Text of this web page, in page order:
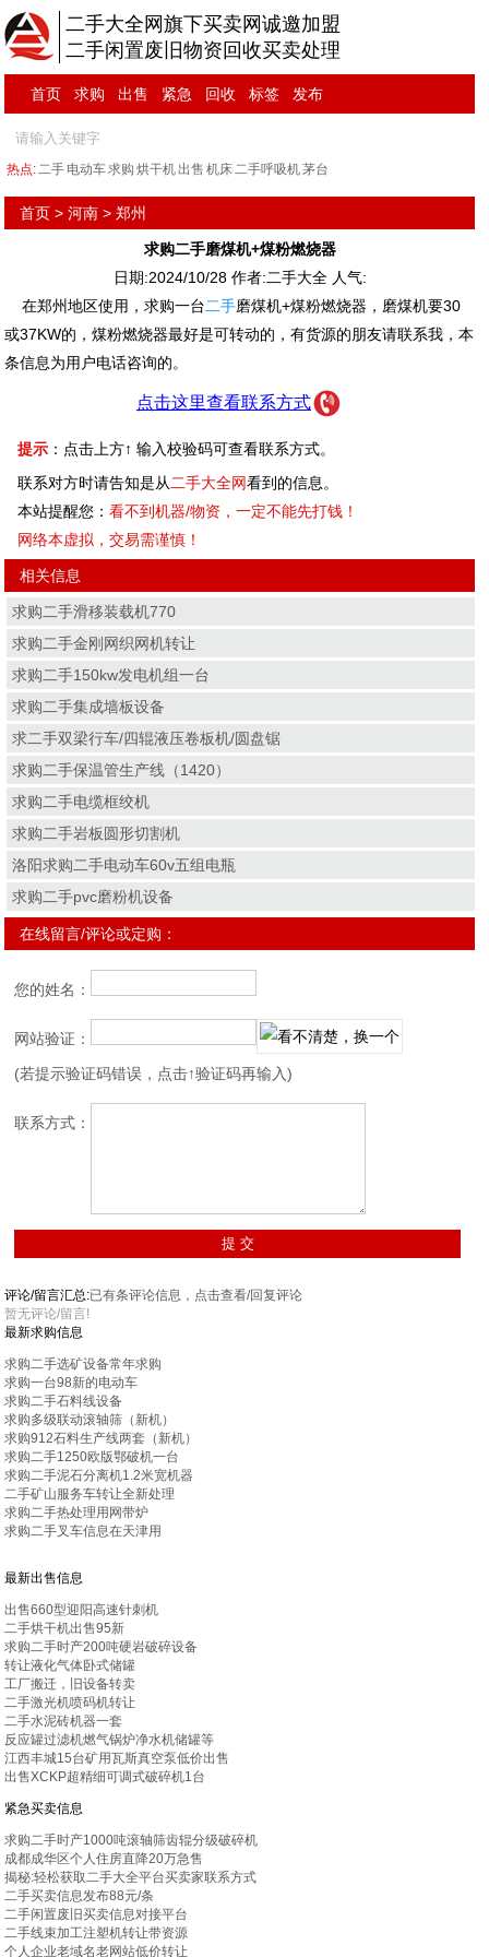
二手大全网旗下买卖网诚邀加盟
二手闲置废旧物资回收买卖处理
首页 求购 出售 紧急 回收 标签 发布
热点:二手 电动车求购 烘干机出售 机床二手呼吸机茅台
首页 >河南 >郑州
求购二手磨煤机+煤粉燃烧器
日期:2024/10/28 作者:二手大全 人气:
在郑州地区使用，求购一台二手磨煤机+煤粉燃烧器，磨煤机要30
或37KW的，煤粉燃烧器最好是可转动的，有货源的朋友请联系我，本
条信息为用户电话咨询的。
点击这里查看联系方式
提示 ：点击上方↑ 输入校验码可查看联系方式。
联系对方时请告知是从 二手大全网看到的信息。
本站提醒您：看不到机器/物资，一定不能先打钱！
网络本虚拟，交易需谨慎！
相关信息
求购二手滑移装载机770
求购二手金刚网织网机转让
求购二手150kw发电机组一台
求购二手集成墙板设备
求二手双梁行车/四辊液压卷板机/圆盘锯
求购二手保温管生产线（1420）
求购二手电缆框绞机
求购二手岩板圆形切割机
洛阳求购二手电动车60v五组电瓶
求购二手pvc磨粉机设备
在线留言/评论或定购：
您的姓名：
网站验证：
(若提示验证码错误，点击↑验证码再输入)
联系方式：
评论/留言汇总:已有条评论信息，点击查看/回复评论
暂无评论/留言!
最新求购信息
求购二手选矿设备常年求购
求购一台98新的电动车
求购二手石料线设备
求购多级联动滚轴筛（新机）
求购912石料生产线两套（新机）
求购二手1250欧版鄂破机一台
求购二手泥石分离机1.2米宽机器
二手矿山服务车转让全新处理
求购二手热处理用网带炉
求购二手叉车信息在天津用
最新出售信息
出售660型迎阳高速针刺机
二手烘干机出售95新
求购二手时产200吨硬岩破碎设备
转让液化气体卧式储罐
工厂搬迁，旧设备转卖
二手激光机喷码机转让
二手水泥砖机器一套
反应罐过滤机燃气锅炉净水机储罐等
江西丰城15台矿用瓦斯真空泵低价出售
出售XCKP超精细可调式破碎机1台
紧急买卖信息
求购二手时产1000吨滚轴筛齿辊分级破碎机
成都成华区个人住房直降20万急售
揭秘:轻松获取二手大全平台买卖家联系方式
二手买卖信息发布88元/条
二手闲置废旧买卖信息对接平台
二手线束加工注塑机转让带资源
个人企业老域名老网站低价转让